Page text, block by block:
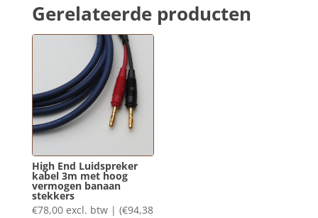
€177,00
Gerelateerde producten
High End Luidspreker
kabel 3m met hoog
vermogen banaan
stekkers
€78,00 excl. btw | (€94,38